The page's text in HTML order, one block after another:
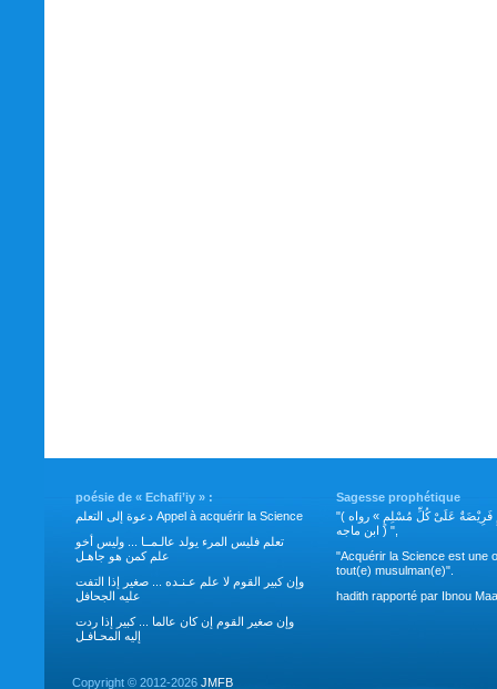
poésie de « Echafi’iy » :
دعوة إلى التعلم Appel à acquérir la Science
تعلم فليس المرء يولد عالـمــا ... وليس أخو
علم كمن هو جاهـل
وإن كبير القوم لا علم عـنـده ... صغير إذا التفت
عليه الجحافل
وإن صغير القوم إن كان عالما ... كبير إذا ردت
إليه المحـافـل
Sagesse prophétique
"( طَلَبُ العِلْمِ فَرِيْضَةٌ عَلَىْ كُلِّ مُسْلِمٍ » رواه
ابن ماجه ) ",
"Acquérir la Science est une
tout(e) musulman(e)".
hadith rapporté par Ibnou
Copyright © 2012-2026 JMFB